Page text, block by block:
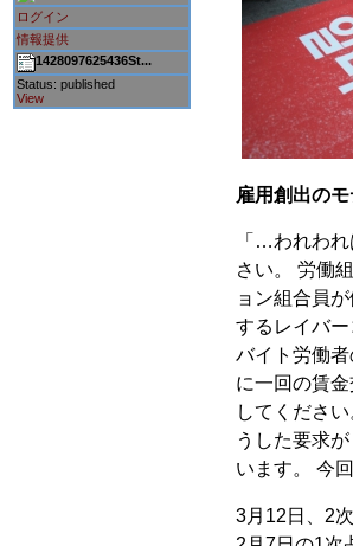
ログイン
情報提供
1428097625436St...
Status: published
View
雇用創出の
「…われわ
さい。 労働
ョン組合員
するレイバ
バイト労働
に一回の賃
してくださ
うした要求
います。 今
3月12日、2